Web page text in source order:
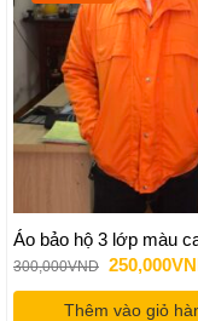
Áo bảo hộ 3 lớp màu
300,000VND Giá
gốc
là:
250,000
Thêm vào giỏ